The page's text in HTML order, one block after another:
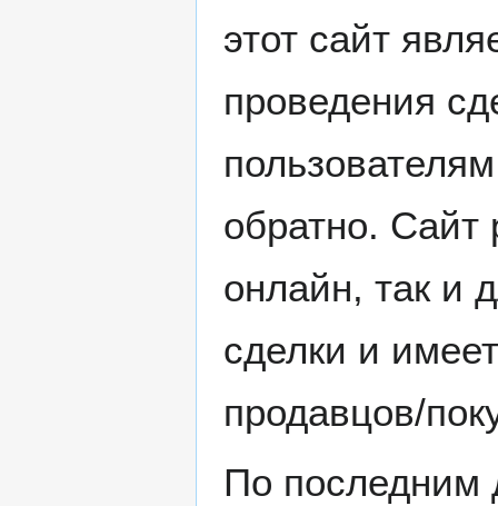
этот сайт
проведения
обратно. Сайт
онлайн, так и
сделки и
продавцов/
По последним